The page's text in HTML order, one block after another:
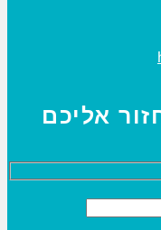
אליכם